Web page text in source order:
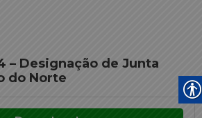
– Designação de Junta
do Norte